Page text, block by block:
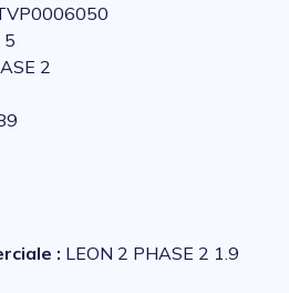
5
2
: LEON 2 PHASE 2 1.9